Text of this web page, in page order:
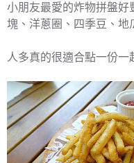
小朋友最愛的炸物拼盤好
塊、洋蔥圈、四季豆、地
人多真的很適合點一份一